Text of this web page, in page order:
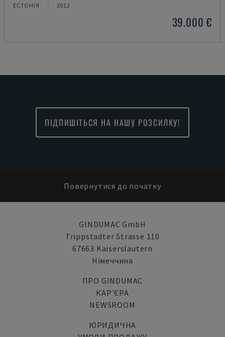
ЕСТОНІЯ 2012
39.000 €
ПІДПИШІТЬСЯ НА НАШУ РОЗСИЛКУ!
Повернутися до початку
GINDUMAC GmbH
Trippstadter Strasse 110
67663 Kaiserslautern
Німеччина
ПРО GINDUMAC
КАР'ЄРА
NEWSROOM
ЮРИДИЧНА